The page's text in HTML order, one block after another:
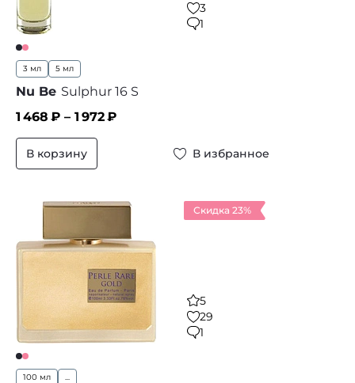
3
1
3 мл 5 мл
Nu Be Sulphur 16 S
1 468 ₽ – 1 972₽
В корзину В избранное
Скидка 23%
5
29
1
100 мл ...